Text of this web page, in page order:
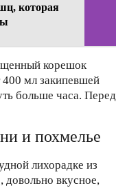
которая
корешок
мл закипевшей
больше часа. Перед
и похмелье
лихорадке из
довольно вкусное,